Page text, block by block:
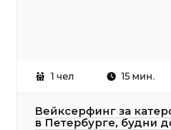
1 чел 15 мин.
Вейксерфинг за
в Петербурге, будни